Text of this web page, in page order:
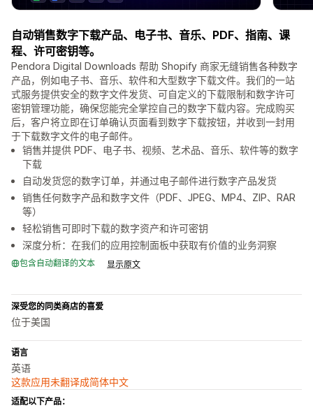
自动销售数字下载产品、电子书、音乐、PDF、指南、课
程、许可密钥等。
Pendora Digital Downloads 帮助 Shopify 商家无缝销售各种数字
产品，例如电子书、音乐、软件和大型数字下载文件。我们的一站
式服务提供安全的数字文件发货、可自定义的下载限制和数字许可
密钥管理功能，确保您能完全掌控自己的数字下载内容。完成购买
后，客户将立即在订单确认页面看到数字下载按钮，并收到一封用
于下载数字文件的电子邮件。
销售并提供 PDF、电子书、视频、艺术品、音乐、软件等的数字
下载
自动发货您的数字订单，并通过电子邮件进行数字产品发货
销售任何数字产品和数字文件（PDF、JPEG、MP4、ZIP、RAR
等）
轻松销售可即时下载的数字资产和许可密钥
深度分析：在我们的应用控制面板中获取有价值的业务洞察
包含自动翻译的文本 显示原文
深受您的同类商店的喜爱
位于美国
语言
英语
这款应用未翻译成简体中文
适配以下产品：